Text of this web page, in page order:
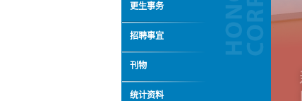
更生事务
招聘事宜
刊物
统计资料